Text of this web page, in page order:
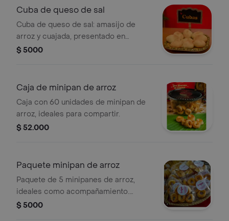
Cuba de queso de sal
Cuba de queso de sal: amasijo de
arroz y cuajada, presentado en
pequeñas porciones.
$ 5000
Caja de minipan de arroz
Caja con 60 unidades de minipan de
arroz, ideales para compartir.
$ 52.000
Paquete minipan de arroz
Paquete de 5 minipanes de arroz,
ideales como acompañamiento.
Empacados individualmente.
$ 5000